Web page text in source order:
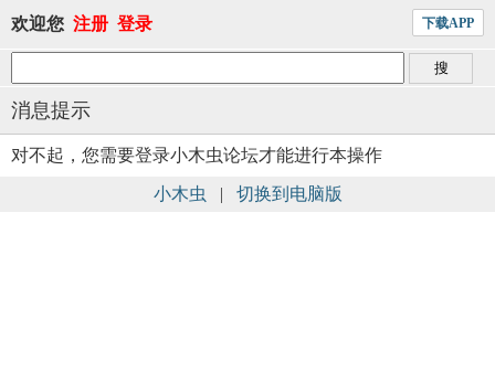
欢迎您 注册 登录 下载APP
消息提示
对不起，您需要登录小木虫论坛才能进行本操作
小木虫 | 切换到电脑版